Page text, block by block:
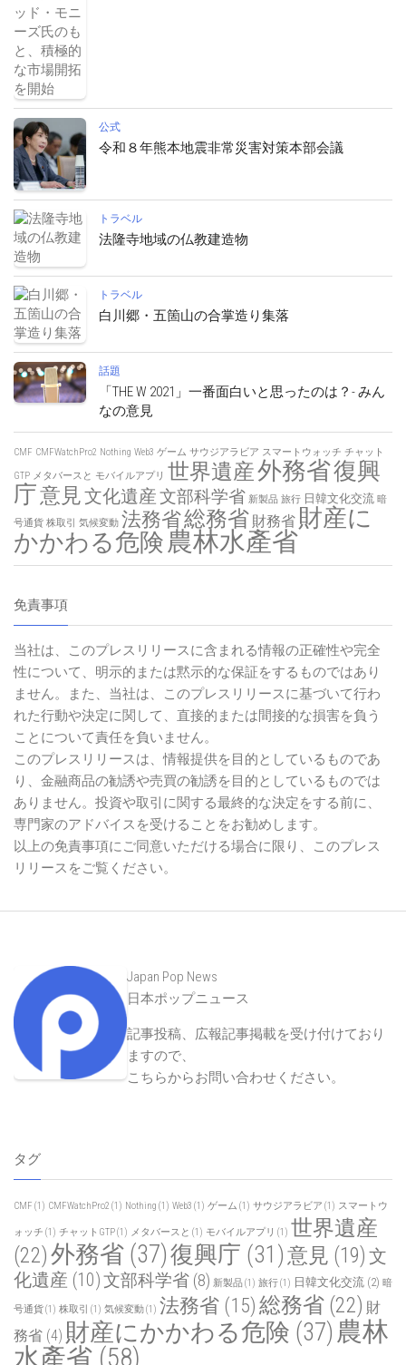
公式
令和８年熊本地震非常災害対策本部会議
トラベル
法隆寺地域の仏教建造物
トラベル
白川郷・五箇山の合掌造り集落
話題
「THE W 2021」一番面白いと思ったのは？- みん
なの意見
CMF CMFWatchPro2 Nothing Web3 ゲーム サウジアラビア スマートウォッチ チャット
GTP メタバースと モバイルアプリ 世界遺産外務省復興
庁意見文化遺産文部科学省 新製品 旅行 日韓文化交流 暗
号通貨 株取引 気候変動 法務省総務省 財務省 財産に
かかわる危険農林水產省
免責事項
当社は、このプレスリリースに含まれる情報の正確性や完全
性について、明示的または黙示的な保証をするものではあり
ません。また、当社は、このプレスリリースに基づいて行わ
れた行動や決定に関して、直接的または間接的な損害を負う
ことについて責任を負いません。
このプレスリリースは、情報提供を目的としているものであ
り、金融商品の勧誘や売買の勧誘を目的としているものでは
ありません。投資や取引に関する最終的な決定をする前に、
専門家のアドバイスを受けることをお勧めします。
以上の免責事項にご同意いただける場合に限り、このプレス
リリースをご覧ください。
Japan Pop News
日本ポップニュース
記事投稿、広報記事掲載を受け付けており
ますので、
こちらからお問い合わせください。
タグ
CMF (1) CMFWatchPro2 (1) Nothing (1) Web3 (1) ゲーム (1) サウジアラビア (1) スマートウ
ォッチ (1) チャットGTP(1) メタバースと (1) モバイルアプリ (1) 世界遺産
(22)外務省 (37)復興庁 (31)意見 (19) 文
化遺産 (10)文部科学省 (8) 新製品(1) 旅行(1) 日韓文化交流 (2) 暗
号通貨(1) 株取引 (1) 気候変動(1) 法務省 (15) 総務省 (22) 財
務省 (4) 財産にかかわる危険 (37) 農林
水產省 (58)